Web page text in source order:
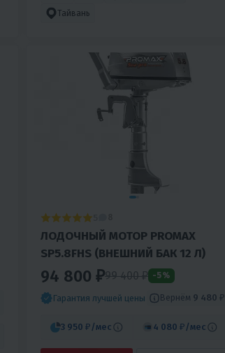
Тайвань
ЛОДОЧНЫЙ МОТОР PROMAX
SP5.8FHS (ВНЕШНИЙ БАК 12 Л)
94 800 ₽99 400 ₽ -5%
Гарантия лучшей цены Вернём 9 480 ₽
3 950 ₽ /мес 4 080 ₽ /мес